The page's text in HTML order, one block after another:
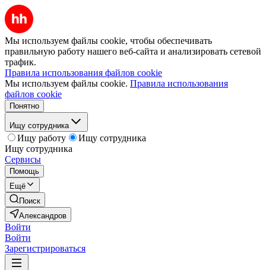
Мы используем файлы cookie, чтобы обеспечивать
правильную работу нашего веб-сайта и анализировать сетевой
трафик.
Правила использования файлов cookie
Мы используем файлы cookie. Правила использования
файлов cookie
Понятно
Ищу сотрудника
Ищу работу
Ищу сотрудника
Ищу сотрудника
Сервисы
Помощь
Ещё
Поиск
Александров
Войти
Войти
Зарегистрироваться